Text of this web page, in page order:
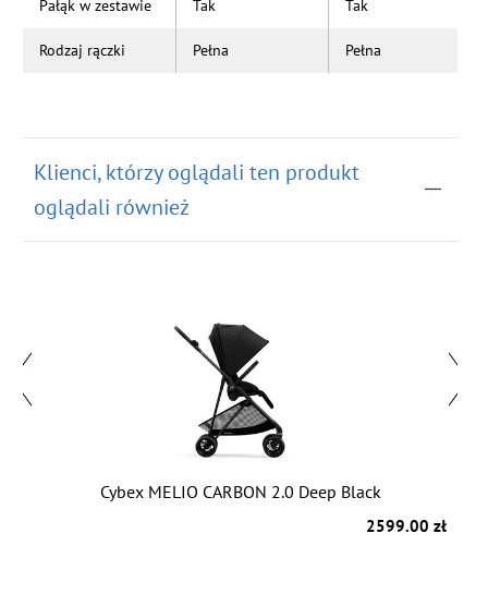
Pałąk w zestawie Tak Tak
Rodzaj rączki Pełna Pełna
Klienci, którzy oglądali ten produkt
oglądali również
Cybex MELIO CARBON 2.0 Deep Black
2599.00 zł